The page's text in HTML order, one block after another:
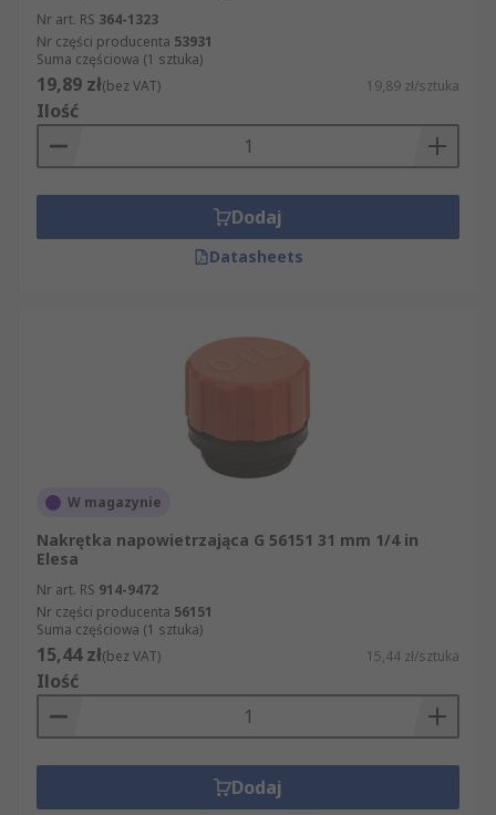
Nr art. RS 364-1323
Nr części producenta 53931
Suma częściowa (1 sztuka)
19,89 zł(bez VAT) 19,89 zł/sztuka
Ilość
Dodaj
Datasheets
W magazynie
Nakrętka napowietrzająca G 56151 31 mm 1/4 in
Elesa
Nr art. RS 914-9472
Nr części producenta 56151
Suma częściowa (1 sztuka)
15,44 zł(bez VAT) 15,44 zł/sztuka
Ilość
Dodaj